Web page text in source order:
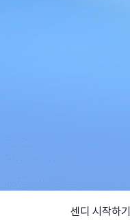
센디 시작하기